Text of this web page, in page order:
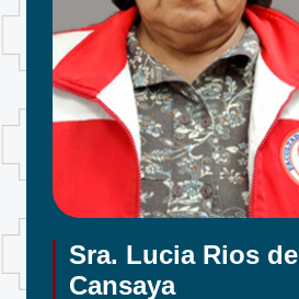
Sra. Lucia Rios de
Cansaya